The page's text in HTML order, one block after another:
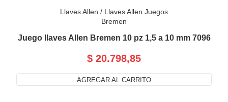
Llaves Allen / Llaves Allen Juegos
Bremen
Juego llaves Allen Bremen 10 pz 1,5 a 10 mm 7096
$ 20.798,85
AGREGAR AL CARRITO